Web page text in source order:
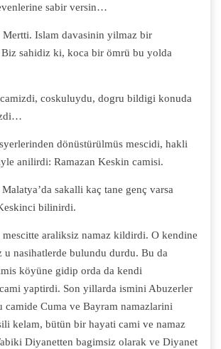
sabir versin…
Islam davasinin yilmaz bir
sahidiz ki, koca bir ömrü bu yolda
coskuluydu, dogru bildigi konuda
dönüstürülmüs mescidi, hakli
anilirdi: Ramazan Keskin camisi.
sakalli kaç tane genç varsa
bilinirdi.
araliksiz namaz kildirdi. O kendine
u nasihatlerde bulundu durdu. Bu da
köyüne gidip orda da kendi
yaptirdi. Son yillarda ismini Abuzerler
camide Cuma ve Bayram namazlarini
kelam, bütün bir hayati cami ve namaz
Diyanetten bagimsiz olarak ve Diyanet